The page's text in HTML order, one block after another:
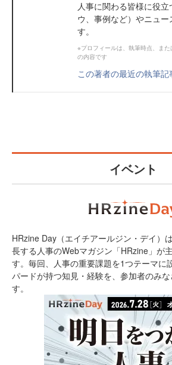
人事に関わる皆様に役
ウ、事例など）やニュー
す。
※プロフィールは、執筆時点、ま
の内容です
この著者の最近の執筆記
イベント
HRzine Day（エイチアールジン・デイ）
長する人事のWebマガジン「HRzine」が
す。毎回、人事の重要課題を1つテーマに
パードが持つ知見・経験を、参加者のみ
す。